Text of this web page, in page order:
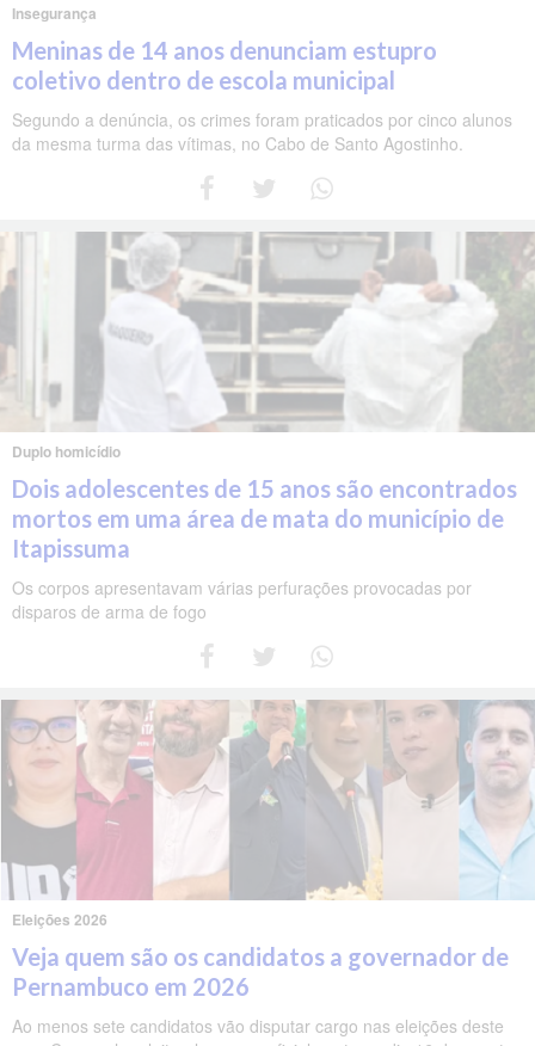
Insegurança
Meninas de 14 anos denunciam estupro
coletivo dentro de escola municipal
Segundo a denúncia, os crimes foram praticados por cinco alunos
da mesma turma das vítimas, no Cabo de Santo Agostinho.
Duplo homicídio
Dois adolescentes de 15 anos são encontrados
mortos em uma área de mata do município de
Itapissuma
Os corpos apresentavam várias perfurações provocadas por
disparos de arma de fogo
Eleições 2026
Veja quem são os candidatos a governador de
Pernambuco em 2026
Ao menos sete candidatos vão disputar cargo nas eleições deste